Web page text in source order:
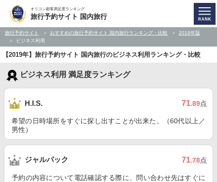
オリコン顧客満足度ランキング
旅行予約サイト 国内旅行
旅行予約サイト おすすめの旅行予約サイト 国内旅行ランキング・比較
2019年版
ビジネス利用
【2019年】旅行予約サイト 国内旅行のビジネス利用ランキング・比較
ビジネス利用 満足度ランキング
H.I.S. 71.89点
希望の日時場所をすぐに探し出すことが出来た。（60代以上／
男性）
ジャルパック 71.78点
予約の内容について電話確認する際に、問い合わせ先はすぐに